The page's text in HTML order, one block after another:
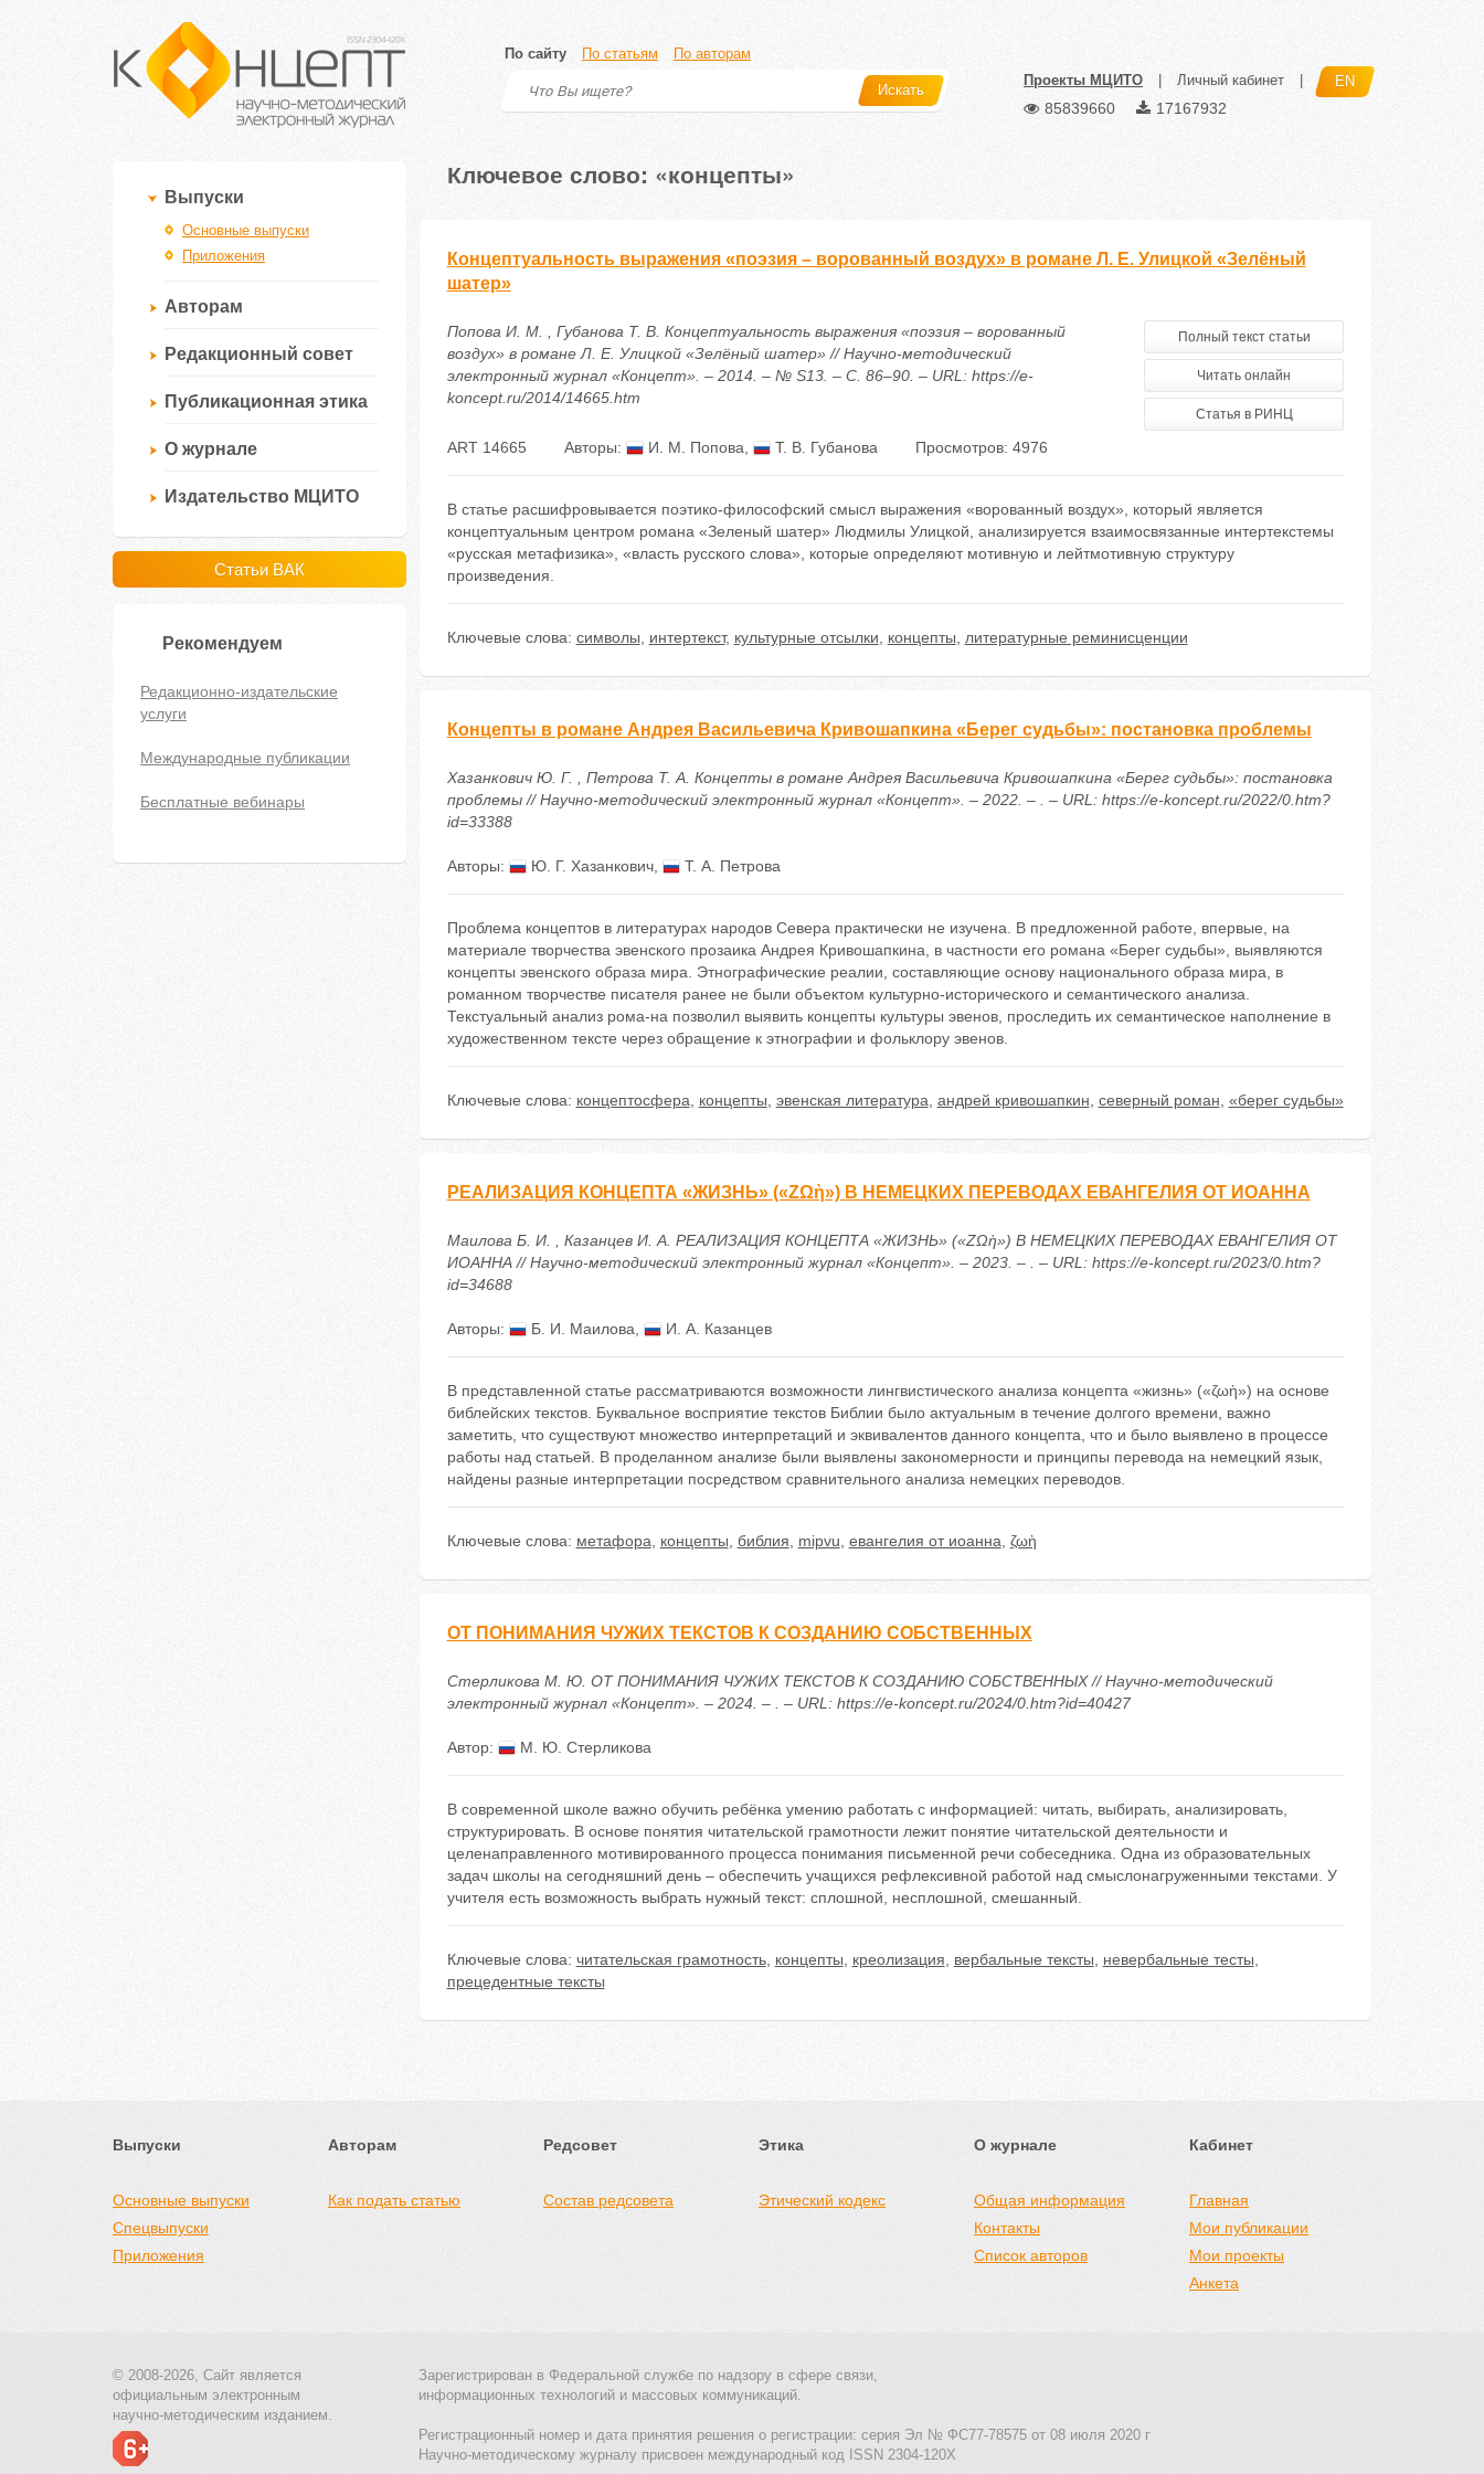
По сайту По статьям По авторам
Искать
Проекты МЦИТО Личный кабинет EN
85839660 17167932
Выпуски
Основные выпуски
Приложения
Авторам
Редакционный совет
Публикационная этика
О журнале
Издательство МЦИТО
Статьи ВАК
Рекомендуем
Редакционно-издательские
услуги
Международные публикации
Бесплатные вебинары
Ключевое слово: «концепты»
Концептуальность выражения «поэзия – ворованный воздух» в романе Л. Е. Улицкой «Зелёный
шатер»
Попова И. М. , Губанова Т. В. Концептуальность выражения «поэзия – ворованный
воздух» в романе Л. Е. Улицкой «Зелёный шатер» // Научно-методический
электронный журнал «Концепт». – 2014. – № S13. – С. 86–90. – URL: https://e-
koncept.ru/2014/14665.htm
Полный текст статьи
Читать онлайн
Статья в РИНЦ
ART 14665 Авторы: И. М. Попова Т. В. Губанова Просмотров: 4976
В статье расшифровывается поэтико-философский смысл выражения «ворованный воздух», который является
концептуальным центром романа «Зеленый шатер» Людмилы Улицкой, анализируется взаимосвязанные интертекстемы
«русская метафизика», «власть русского слова», которые определяют мотивную и лейтмотивную структуру
произведения.
Ключевые слова: символы интертекст, культурные отсылки концепты литературные реминисценции
Концепты в романе Андрея Васильевича Кривошапкина «Берег судьбы»: постановка проблемы
Хазанкович Ю. Г. , Петрова Т. А. Концепты в романе Андрея Васильевича Кривошапкина «Берег судьбы»: постановка
проблемы // Научно-методический электронный журнал «Концепт». – 2022. – . – URL: https://e-koncept.ru/2022/0.htm?
id=33388
Авторы: Ю. Г. Хазанкович, Т. А. Петрова
Проблема концептов в литературах народов Севера практически не изучена. В предложенной работе, впервые, на
материале творчества эвенского прозаика Андрея Кривошапкина, в частности его романа «Берег судьбы», выявляются
концепты эвенского образа мира. Этнографические реалии, составляющие основу национального образа мира, в
романном творчестве писателя ранее не были объектом культурно-исторического и семантического анализа.
Текстуальный анализ рома-на позволил выявить концепты культуры эвенов, проследить их семантическое наполнение в
художественном тексте через обращение к этнографии и фольклору эвенов.
Ключевые слова: концептосфера концепты эвенская литература андрей кривошапкин северный роман «берег судьбы»
РЕАЛИЗАЦИЯ КОНЦЕПТА «ЖИЗНЬ» («ΖΩὴ») В НЕМЕЦКИХ ПЕРЕВОДАХ ЕВАНГЕЛИЯ ОТ ИОАННА
Маилова Б. И. , Казанцев И. А. РЕАЛИЗАЦИЯ КОНЦЕПТА «ЖИЗНЬ» («ΖΩὴ») В НЕМЕЦКИХ ПЕРЕВОДАХ ЕВАНГЕЛИЯ ОТ
ИОАННА // Научно-методический электронный журнал «Концепт». – 2023. – . – URL: https://e-koncept.ru/2023/0.htm?
id=34688
Авторы: Б. И. Маилова И. А. Казанцев
В представленной статье рассматриваются возможности лингвистического анализа концепта «жизнь» («ζωὴ») на основе
библейских текстов. Буквальное восприятие текстов Библии было актуальным в течение долгого времени, важно
заметить, что существуют множество интерпретаций и эквивалентов данного концепта, что и было выявлено в процессе
работы над статьей. В проделанном анализе были выявлены закономерности и принципы перевода на немецкий язык,
найдены разные интерпретации посредством сравнительного анализа немецких переводов.
Ключевые слова: метафора концепты библия mipvu евангелия от иоанна ζωὴ
ОТ ПОНИМАНИЯ ЧУЖИХ ТЕКСТОВ К СОЗДАНИЮ СОБСТВЕННЫХ
Стерликова М. Ю. ОТ ПОНИМАНИЯ ЧУЖИХ ТЕКСТОВ К СОЗДАНИЮ СОБСТВЕННЫХ // Научно-методический
электронный журнал «Концепт». – 2024. – . – URL: https://e-koncept.ru/2024/0.htm?id=40427
Автор: М. Ю. Стерликова
В современной школе важно обучить ребёнка умению работать с информацией: читать, выбирать, анализировать,
структурировать. В основе понятия читательской грамотности лежит понятие читательской деятельности и
целенаправленного мотивированного процесса понимания письменной речи собеседника. Одна из образовательных
задач школы на сегодняшний день – обеспечить учащихся рефлексивной работой над смыслонагруженными текстами. У
учителя есть возможность выбрать нужный текст: сплошной, несплошной, смешанный.
Ключевые слова: читательская грамотность, концепты креолизация вербальные тексты невербальные тесты
прецедентные тексты
Выпуски
Основные выпуски
Спецвыпуски
Приложения
Авторам
Как подать статью
Редсовет
Состав редсовета
Этика
Этический кодекс
О журнале
Общая информация
Контакты
Список авторов
Кабинет
Главная
Мои публикации
Мои проекты
Анкета
© 2008-2026, Сайт является
официальным электронным
научно-методическим изданием.
Зарегистрирован в Федеральной службе по надзору в сфере связи,
информационных технологий и массовых коммуникаций.
Регистрационный номер и дата принятия решения о регистрации: серия Эл № ФС77-78575 от 08 июля 2020 г
Научно-методическому журналу присвоен международный код ISSN 2304-120X